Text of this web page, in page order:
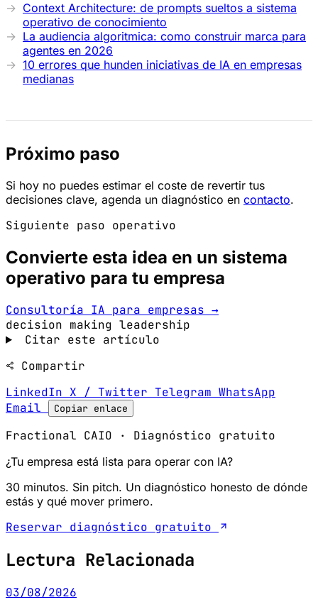
Context Architecture: de prompts sueltos a sistema
operativo de conocimiento
La audiencia algoritmica: como construir marca para
agentes en 2026
10 errores que hunden iniciativas de IA en empresas
medianas
Próximo paso
Si hoy no puedes estimar el coste de revertir tus
decisiones clave, agenda un diagnóstico en contacto.
Siguiente paso operativo
Convierte esta idea en un sistema
operativo para tu empresa
Consultoría IA para empresas →
decision making leadership
Citar este artículo
Compartir
LinkedIn X / Twitter Telegram WhatsApp
Email
Copiar enlace
Fractional CAIO · Diagnóstico gratuito
¿Tu empresa está lista para operar con IA?
30 minutos. Sin pitch. Un diagnóstico honesto de dónde
estás y qué mover primero.
Reservar diagnóstico gratuito
Lectura Relacionada
03/08/2026